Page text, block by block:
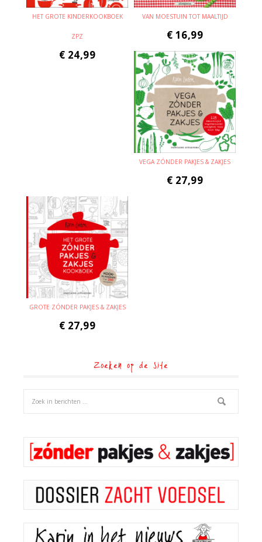
HET GROTE KINDERKOOKBOEK
ZPZ
€ 24,99
VAN MOESTUIN TOT MAALTIJD
€ 16,99
VEGA ZÓNDER PAKJES & ZAKJES
€ 27,99
GROTE ZÓNDER PAKJES & ZAKJES
€ 27,99
Zoeken op de site